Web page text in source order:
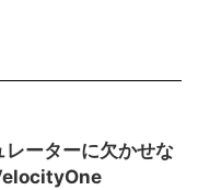
ーターに欠かせな